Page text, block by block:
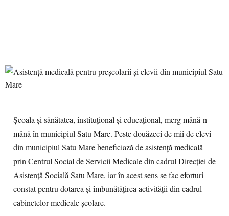
Școala și sănătatea, instituțional și educațional, merg mână-n
mână în municipiul Satu Mare. Peste douăzeci de mii de elevi
din municipiul Satu Mare beneficiază de asistență medicală
prin Centrul Social de Servicii Medicale din cadrul Direcţiei de
Asistenţă Socială Satu Mare, iar în acest sens se fac eforturi
constat pentru dotarea și îmbunătățirea activității din cadrul
cabinetelor medicale școlare.